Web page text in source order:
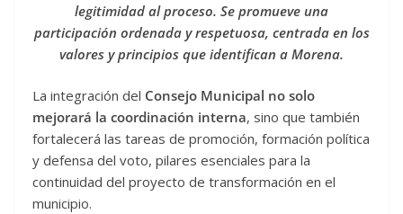
legitimidad al proceso. Se promueve una
participación ordenada y respetuosa, centrada en los
valores y principios que identifican a Morena.
La integración del Consejo Municipal no solo
mejorará la coordinación interna, sino que también
fortalecerá las tareas de promoción, formación política
y defensa del voto, pilares esenciales para la
continuidad del proyecto de transformación en el
municipio.